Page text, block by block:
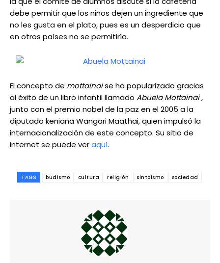
debe permitir que los niños dejen un ingrediente que
no les gusta en el plato, pues es un desperdicio que
en otros países no se permitiría.
El concepto de mottainaise ha popularizado gracias
al éxito de un libro infantil llamado Abuela Mottainai,
junto con el premio nobel de la paz en el 2005 a la
diputada keniana Wangari Maathai, quien impulsó la
internacionalización de este concepto. Su sitio de
internet se puede veraquí.
TAGS budismo cultura religión sintoísmo sociedad